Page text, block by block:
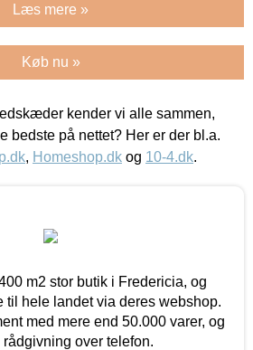
Læs mere »
Køb nu »
kender vi alle sammen,
bedste på nettet? Her er der bl.a.
, Homeshop.dk og 10-4.dk.
m2 stor butik i Fredericia, og
hele landet via deres webshop.
med mere end 50.000 varer, og
over telefon.